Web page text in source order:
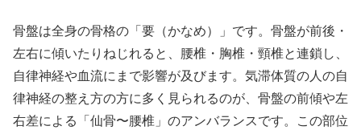
骨盤は全身の骨格の「要（かなめ）」です。骨盤が前後・
左右に傾いたりねじれると、腰椎・胸椎・頸椎と連鎖し、
自律神経や血流にまで影響が及びます。気滞体質の人の自
律神経の整え方の方に多く見られるのが、骨盤の前傾や左
右差による「仙骨〜腰椎」のアンバランスです。この部位